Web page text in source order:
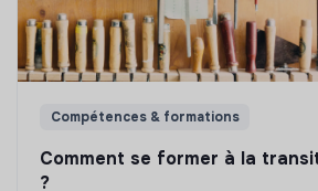
Compétences & formations
Comment se former à la
?